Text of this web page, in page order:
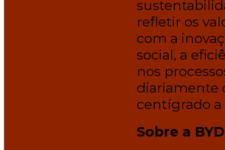
refletir os
com a
social, a
nos
diariamente
centígrado
Sobre a BYD